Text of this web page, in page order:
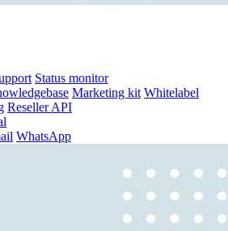
Status monitor
Marketing kit Whitelabel
Reseller API
WhatsApp